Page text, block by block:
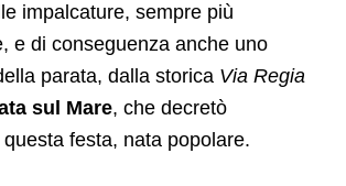
impalcature, sempre più
e di conseguenza anche uno
parata, dalla storica Via Regia
sul Mare, che decretò
questa festa, nata popolare.